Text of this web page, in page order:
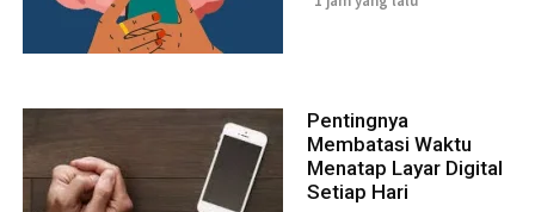
Pentingnya
Membatasi Waktu
Menatap Layar Digital
Setiap Hari